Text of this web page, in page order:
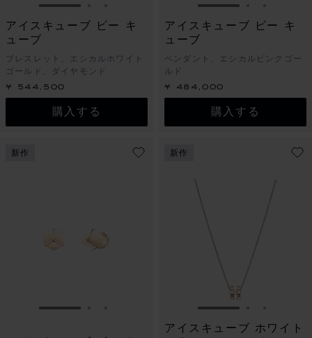
スライドに移動 1スライドに移動 3
アイスキューブ ビー キ
ューブ
ブレスレット、エシカルホワイト
ゴールド、ダイヤモンド
¥ 544,500
購入する
スライドに移動 1
アイスキューブ ビー キ
ューブ
ペンダント、エシカルピンクゴー
ルド
¥ 484,000
購入する
新作
スライドに移動 1スライドに移動 3
新作
スライドに移動 1
アイスキューブ ホワイト